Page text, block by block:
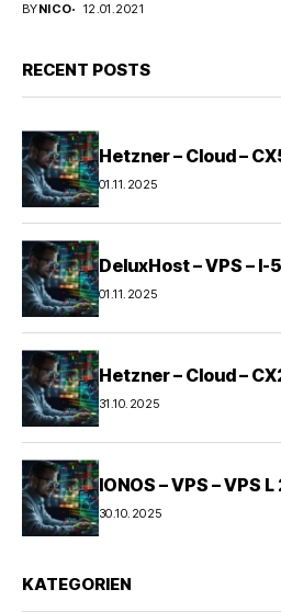
BYNICO 12.01.2021
RECENT POSTS
Hetzner – Cloud –
01.11.2025
DeluxHost – VPS –
01.11.2025
Hetzner – Cloud –
31.10.2025
IONOS – VPS – VPS
30.10.2025
KATEGORIEN